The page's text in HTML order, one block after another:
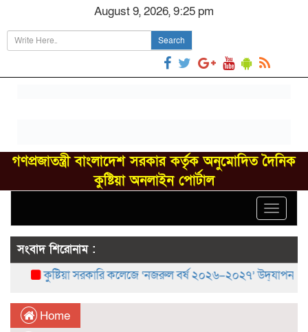
August 9, 2026, 9:25 pm
Search
গণপ্রজাতন্ত্রী বাংলাদেশ সরকার কর্তৃক অনুমোদিত দৈনিক
কুষ্টিয়া অনলাইন পোর্টাল
Toggle
সংবাদ শিরোনাম :
কুষ্টিয়া সরকারি কলেজে ‘নজরুল বর্ষ ২০২৬–২০২৭’ উদ্‌যাপন
Home